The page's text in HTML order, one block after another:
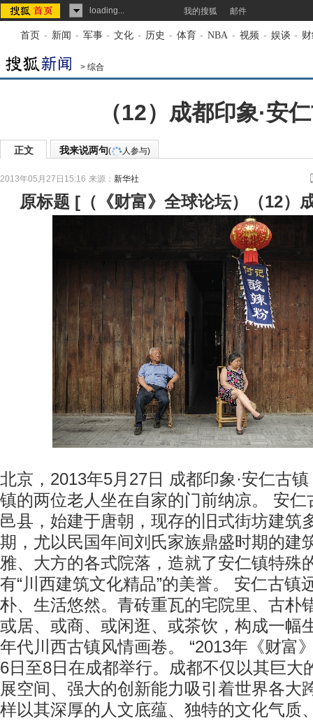
loading... 我的搜狐 邮件
首页 - 新闻 - 军事 - 文化 - 历史 - 体育 - NBA - 视频 - 娱谈 -
> 综合
（12）成都印象·安
正文 我来说两句( 人参与)
2013年05月27日15:16 来源： 新华社
原标题 [ （《财富》全球论坛）（12）
北京，2013年5月27日 成都印象·安仁古
镇的两位老人坐在自家的门前纳凉。 安仁
邑县，始建于唐朝，现存的旧式街坊建筑
期，尤以民国年间刘氏家族鼎盛时期的建
雅、大方的各式院落，造就了安仁镇特殊
有“川西建筑文化精品”的美誉。 安仁古镇
朴、生活悠然。青砖重瓦的宅院里、古朴
或居、或商、或闲逛、或茶饮，构成一幅
年代川西古镇风情画卷。 “2013年《财富
6日至8日在成都举行。成都不仅以其巨大
展空间、强大的创新能力吸引着世界各大
样以其深厚的人文底蕴、独特的文化气质